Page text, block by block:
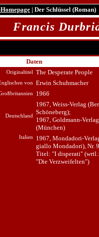
| Der Schlüssel (Roman)
Francis
Daten
Originaltitel The Desperate People
von Erwin Schuhmacher
1966
Deutschland
1967, Weiss-Verlag
Schöneberg);
1967, Goldmann-Verlag
(München)
Italien
1967, Mondadori-
giallo Mondadori), Nr.
Titel: "I disperati"
"Die Verzweifelten")